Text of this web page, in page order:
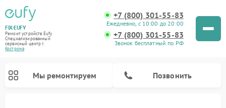
FIX-EUFY
Ремонт устройств Eufy
Специализированный
cервисный центр г.
Кострома
+7 (800) 301-55-83
Ежедневно, с 10:00 до 20:00
+7 (800) 301-55-83
Звонок бесплатный по РФ
Мы ремонтируем Позвонить